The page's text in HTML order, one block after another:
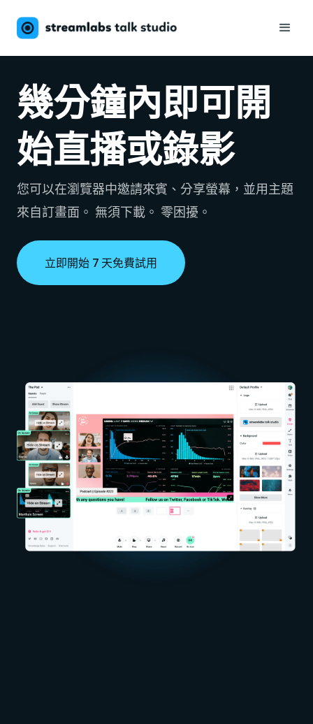
幾分鐘內即可開
始直播或錄影
您可以在瀏覽器中邀請來賓、分享螢幕，並用主題
來自訂畫面。 無須下載。 零困擾。
立即開始 7 天免費試用